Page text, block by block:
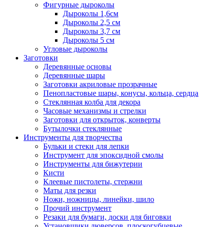
Фигурные дыроколы
Дыроколы 1,6см
Дыроколы 2,5 см
Дыроколы 3,7 см
Дыроколы 5 см
Угловые дыроколы
Заготовки
Деревянные основы
Деревянные шары
Заготовки акриловые прозрачные
Пенопластовые шары, конусы, кольца, сердца
Стеклянная колба для декора
Часовые механизмы и стрелки
Заготовки для открыток, конверты
Бутылочки стеклянные
Инструменты для творчества
Бульки и стеки для лепки
Инструмент для эпоксидной смолы
Инструменты для бижутерии
Кисти
Клеевые пистолеты, стержни
Маты для резки
Ножи, ножницы, линейки, шило
Прочий инструмент
Резаки для бумаги, доски для биговки